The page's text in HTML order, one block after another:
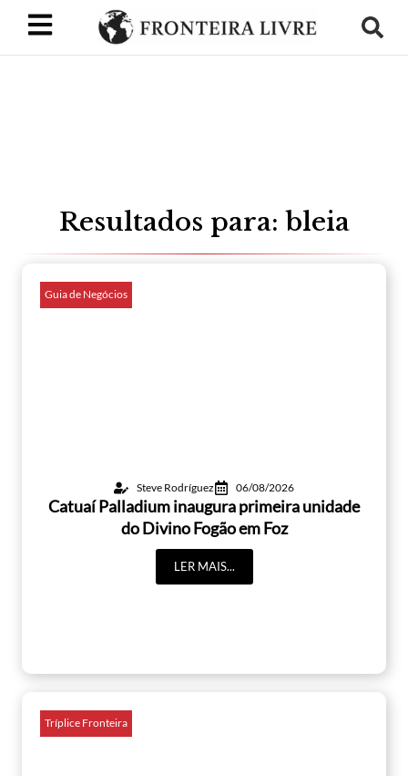
Resultados para: bleia
Guia de Negócios
Steve Rodríguez 06/08/2026
Catuaí Palladium inaugura primeira unidade
do Divino Fogão em Foz
LER MAIS...
Tríplice Fronteira